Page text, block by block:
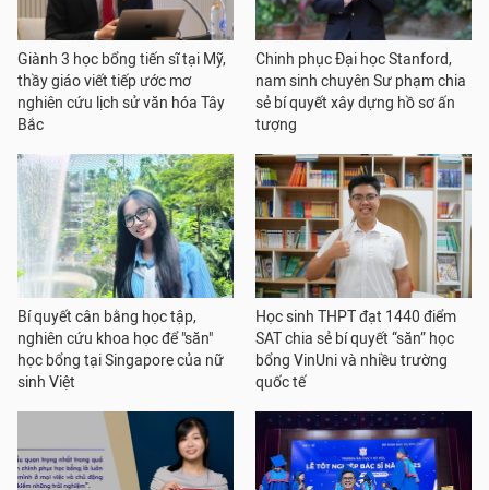
Giành 3 học bổng tiến sĩ tại Mỹ,
thầy giáo viết tiếp ước mơ
nghiên cứu lịch sử văn hóa Tây
Bắc
Chinh phục Đại học Stanford,
nam sinh chuyên Sư phạm chia
sẻ bí quyết xây dựng hồ sơ ấn
tượng
Bí quyết cân bằng học tập,
nghiên cứu khoa học để "săn"
học bổng tại Singapore của nữ
sinh Việt
Học sinh THPT đạt 1440 điểm
SAT chia sẻ bí quyết “săn” học
bổng VinUni và nhiều trường
quốc tế